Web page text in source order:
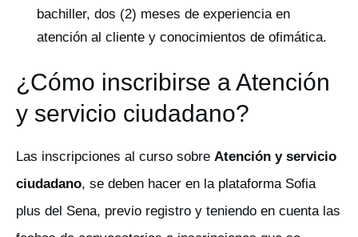
bachiller, dos (2) meses de experiencia en
atención al cliente y conocimientos de ofimática.
¿Cómo inscribirse a Atención
y servicio ciudadano?
Las inscripciones al curso sobre Atención y servicio
ciudadano, se deben hacer en la plataforma Sofia
plus del Sena, previo registro y teniendo en cuenta las